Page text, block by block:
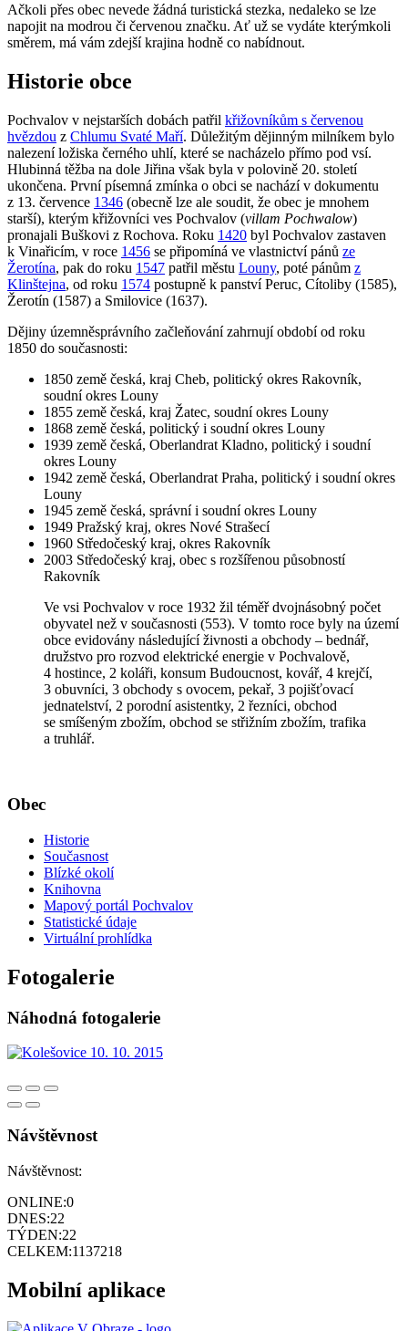
Ačkoli přes obec nevede žádná turistická stezka, nedaleko se lze
napojit na modrou či červenou značku. Ať už se vydáte kterýmkoli
směrem, má vám zdejší krajina hodně co nabídnout.
Historie obce
Pochvalov v nejstarších dobách patřil křižovníkům s červenou
hvězdou z Chlumu Svaté Maří. Důležitým dějinným milníkem bylo
nalezení ložiska černého uhlí, které se nacházelo přímo pod vsí.
Hlubinná těžba na dole Jiřina však byla v polovině 20. století
ukončena. První písemná zmínka o obci se nachází v dokumentu
z 13. července 1346 (obecně lze ale soudit, že obec je mnohem
starší), kterým křižovníci ves Pochvalov (villam Pochwalow)
pronajali Buškovi z Rochova. Roku 1420 byl Pochvalov zastaven
k Vinařicím, v roce 1456 se připomíná ve vlastnictví pánů ze
Žerotína, pak do roku 1547 patřil městu Louny, poté pánům z
Klinštejna, od roku 1574 postupně k panství Peruc, Cítoliby (1585),
Žerotín (1587) a Smilovice (1637).
Dějiny územněsprávního začleňování zahrnují období od roku
1850 do současnosti:
1850 země česká, kraj Cheb, politický okres Rakovník,
soudní okres Louny
1855 země česká, kraj Žatec, soudní okres Louny
1868 země česká, politický i soudní okres Louny
1939 země česká, Oberlandrat Kladno, politický i soudní
okres Louny
1942 země česká, Oberlandrat Praha, politický i soudní okres
Louny
1945 země česká, správní i soudní okres Louny
1949 Pražský kraj, okres Nové Strašecí
1960 Středočeský kraj, okres Rakovník
2003 Středočeský kraj, obec s rozšířenou působností
Rakovník
Ve vsi Pochvalov v roce 1932 žil téměř dvojnásobný počet
obyvatel než v současnosti (553). V tomto roce byly na území
obce evidovány následující živnosti a obchody – bednář,
družstvo pro rozvod elektrické energie v Pochvalově,
4 hostince, 2 koláři, konsum Budoucnost, kovář, 4 krejčí,
3 obuvníci, 3 obchody s ovocem, pekař, 3 pojišťovací
jednatelství, 2 porodní asistentky, 2 řezníci, obchod
se smíšeným zbožím, obchod se střižním zbožím, trafika
a truhlář.
Obec
Historie
Současnost
Blízké okolí
Knihovna
Mapový portál Pochvalov
Statistické údaje
Virtuální prohlídka
Fotogalerie
Náhodná fotogalerie
Návštěvnost
Návštěvnost:
ONLINE:0
DNES:22
TÝDEN:22
CELKEM:1137218
Mobilní aplikace